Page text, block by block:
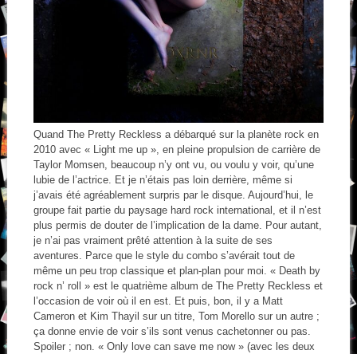
Quand The Pretty Reckless a débarqué sur la planète rock en
2010 avec « Light me up », en pleine propulsion de carrière de
Taylor Momsen, beaucoup n’y ont vu, ou voulu y voir, qu’une
lubie de l’actrice. Et je n’étais pas loin derrière, même si
j’avais été agréablement surpris par le disque. Aujourd’hui, le
groupe fait partie du paysage hard rock international, et il n’est
plus permis de douter de l’implication de la dame. Pour autant,
je n’ai pas vraiment prêté attention à la suite de ses
aventures. Parce que le style du combo s’avérait tout de
même un peu trop classique et plan-plan pour moi. « Death by
rock n’ roll » est le quatrième album de The Pretty Reckless et
l’occasion de voir où il en est. Et puis, bon, il y a Matt
Cameron et Kim Thayil sur un titre, Tom Morello sur un autre ;
ça donne envie de voir s’ils sont venus cachetonner ou pas.
Spoiler ; non. « Only love can save me now » (avec les deux